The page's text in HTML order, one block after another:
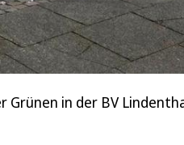
in der BV